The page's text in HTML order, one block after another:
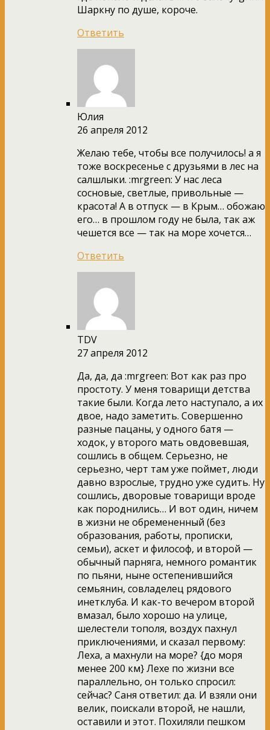
Шаркну по душе, короче.
Ответить
Юлия
26 апреля 2012
Желаю тебе, чтобы все получилось! а я
тоже воскресенье с друзьями в лес на
салшлыки. :mrgreen: У нас леса
сосновые, светлые, привольные —
красота! А в отпуск — в Крым… обожаю
его… в прошлом году не была, так аж
чешется все — так на море хочется…
Ответить
TDV
27 апреля 2012
Да, да, да :mrgreen: Вот как раз про
простоту. У меня товарищи детства
такие были. Когда лето наступало, а их
двое, надо заметить. Совершенно
разные пацаны, у одного батя —
ходок, у второго мать овдовевшая,
сошлись в общем. Серьезно, не
серьезно, черт там уже поймет, люди
давно взрослые, трудно уже судить. Ну
сошлись, дворовые товарищи вроде
как породнились… И вот один, ничем
в жизни не обремененный (без
образования, работы, прописки,
семьи), аскет и философ, и второй —
обычный парняга, немного романтик
по пьяни, ныне остепенившийся
семьянин, совладелец рядового
инетклуба. И как-то вечером второй
вмазал, было хорошо на улице,
шелестели тополя, воздух пахнул
приключениями, и сказал первому:
Леха, а махнули на море? {до моря
менее 200 км} Лехе по жизни все
параллельно, он только спросил:
сейчас? Саня ответил: да. И взяли они
велик, поискали второй, не нашли,
оставили и этот. Похиляли пешком